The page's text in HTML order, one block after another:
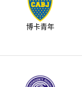
博卡青年